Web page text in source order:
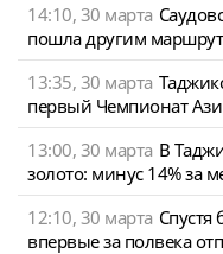
14:10, 30 марта
пошла другим
13:35, 30 марта
первый Чемпионат
13:00, 30 марта В
золото: минус 14% за
12:10, 30 марта Спустя
впервые за полвека